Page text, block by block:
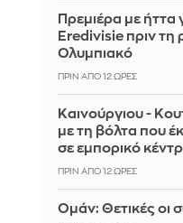
Πρεμιέρα με ήττα
Eredivisie πριν τη
Ολυμπιακό
ΠΡΙΝ ΑΠΌ 12 ΏΡΕΣ
Καινούργιου -
με τη βόλτα που
σε εμπορικό
ΠΡΙΝ ΑΠΌ 12 ΏΡΕΣ
Ομάν: Θετικές οι